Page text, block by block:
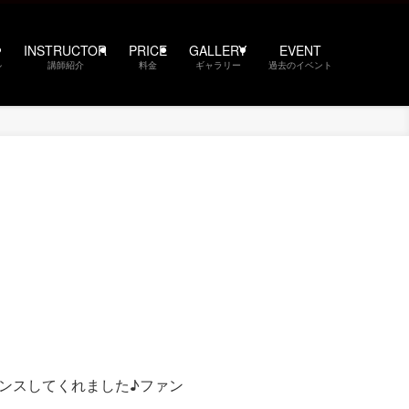
INSTRUCTOR
講師紹介
PRICE
料金
GALLERY
ギャラリー
EVENT
過去のイベント
スしてくれました♪ファン